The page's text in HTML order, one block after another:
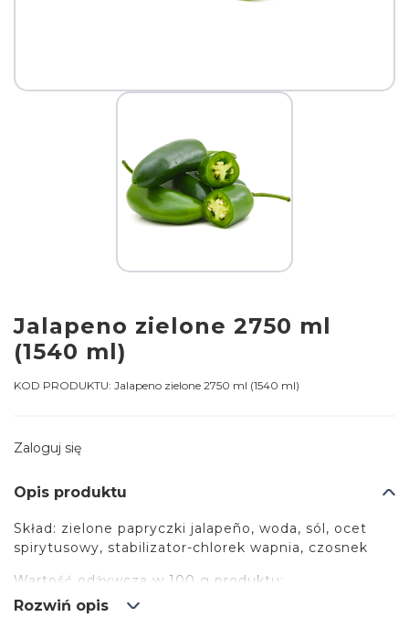
Jalapeno zielone 2750 ml
(1540 ml)
KOD PRODUKTU: Jalapeno zielone 2750 ml (1540 ml)
Zaloguj się
Opis produktu
Skład: zielone papryczki jalapeño, woda, sól, ocet
spirytusowy, stabilizator-chlorek wapnia, czosnek
Wartość odżywcza w 100 g produktu:
• Wartość energetyczna: 23,4 kcal / 98,7 kJ
• Tłuszcz: 0,34g
Rozwiń opis